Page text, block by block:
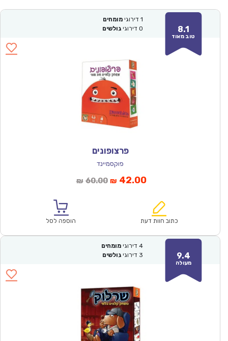
8.1
טוב מאוד
1 דירוגי מומחים
0 דירוגי גולשים
פרצופונים
פוקסמיינד
₪ 60.00המחיר
₪60.00.
₪ 42.00המחיר
הוא:
כתוב חוות דעת הוספה לסל
9.4
מעולה
4 דירוגי מומחים
3 דירוגי גולשים